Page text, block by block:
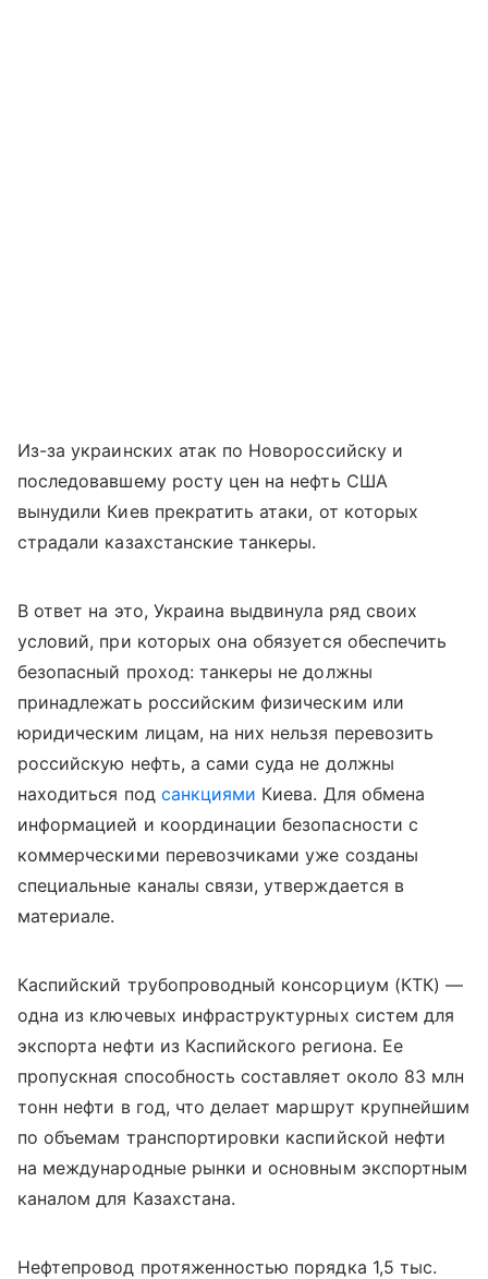
Из-за украинских атак по Новороссийску и
последовавшему росту цен на нефть США
вынудили Киев прекратить атаки, от которых
страдали казахстанские танкеры.
В ответ на это, Украина выдвинула ряд своих
условий, при которых она обязуется обеспечить
безопасный проход: танкеры не должны
принадлежать российским физическим или
юридическим лицам, на них нельзя перевозить
российскую нефть, а сами суда не должны
находиться под санкциями Киева. Для обмена
информацией и координации безопасности с
коммерческими перевозчиками уже созданы
специальные каналы связи, утверждается в
материале.
Каспийский трубопроводный консорциум (КТК) —
одна из ключевых инфраструктурных систем для
экспорта нефти из Каспийского региона. Ее
пропускная способность составляет около 83 млн
тонн нефти в год, что делает маршрут крупнейшим
по объемам транспортировки каспийской нефти
на международные рынки и основным экспортным
каналом для Казахстана.
Нефтепровод протяженностью порядка 1,5 тыс.